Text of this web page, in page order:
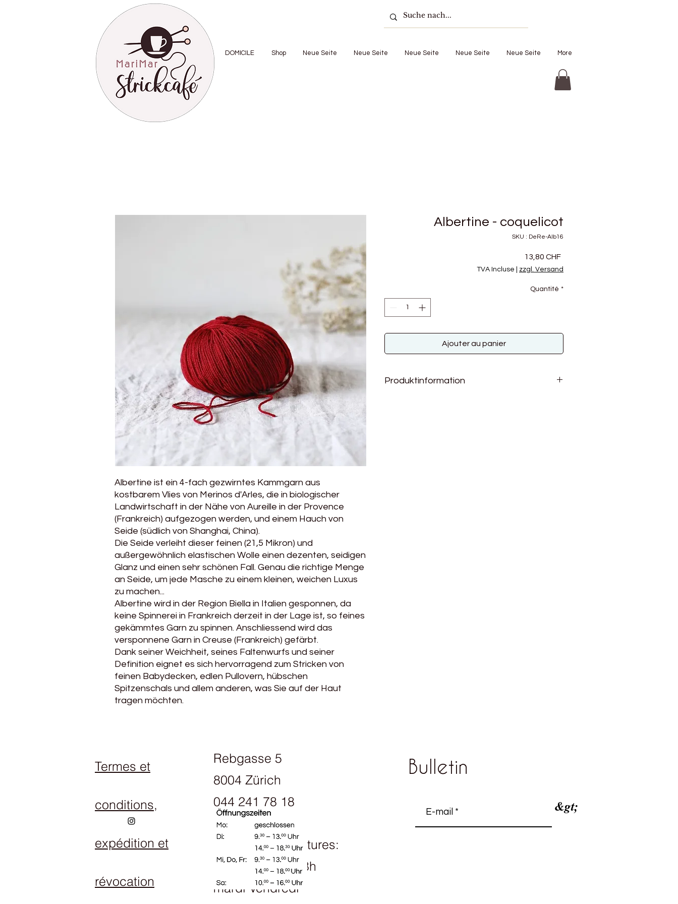
DOMICILE Shop Neue Seite Neue Seite Neue Seite Neue Seite Neue Seite More
Albertine ist ein 4-fach gezwirntes Kammgarn aus
kostbarem Vlies von Merinos d'Arles, die in biologischer
Landwirtschaft in der Nähe von Aureille in der Provence
(Frankreich) aufgezogen werden, und einem Hauch von
Seide (südlich von Shanghai, China).
Die Seide verleiht dieser feinen (21,5 Mikron) und
außergewöhnlich elastischen Wolle einen dezenten, seidigen
Glanz und einen sehr schönen Fall. Genau die richtige Menge
an Seide, um jede Masche zu einem kleinen, weichen Luxus
zu machen...
Albertine wird in der Region Biella in Italien gesponnen, da
keine Spinnerei in Frankreich derzeit in der Lage ist, so feines
gekämmtes Garn zu spinnen. Anschliessend wird das
versponnene Garn in Creuse (Frankreich) gefärbt.
Dank seiner Weichheit, seines Faltenwurfs und seiner
Definition eignet es sich hervorragend zum Stricken von
feinen Babydecken, edlen Pullovern, hübschen
Spitzenschals und allem anderen, was Sie auf der Haut
tragen möchten.
Albertine - coquelicot
SKU : DeRe-Alb16
13,80 CHFPrix
TVA Incluse zzgl. Versand
Quantité *
Ajouter au panier
Produktinformation
Termes et
conditions,
expédition et
révocation
Rebgasse 5
8004 Zürich
044 241 78 18
Horaires d'ouvertures:
Lundi 13h30 - 18h
mardi Vendredi
Bulletin
&gt;